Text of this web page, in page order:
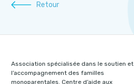
Retour
Association spécialisée dans le soutien et
l’accompagnement des familles
monoparentales. Centre d’aide aux